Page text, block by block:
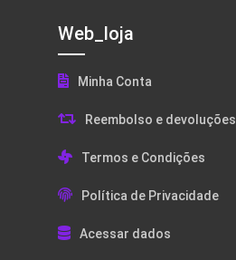
Web_loja
Minha Conta
Reembolso e devoluções
Termos e Condições
Política de Privacidade
Acessar dados